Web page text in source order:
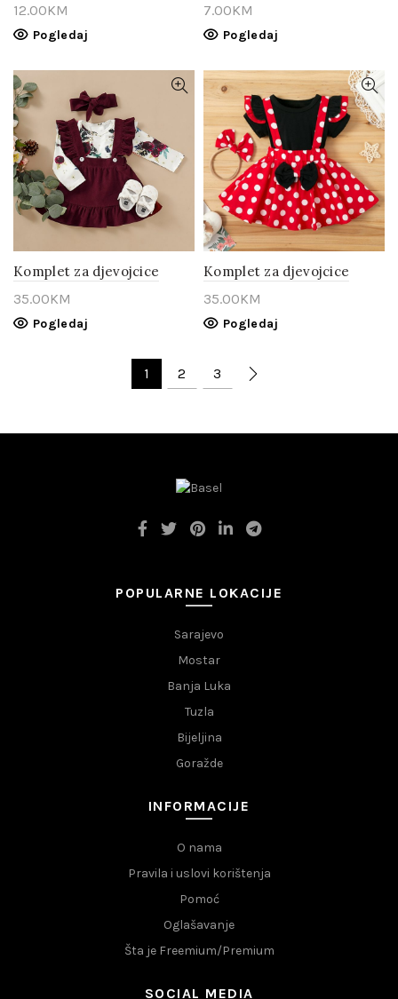
12.00KM
Pogledaj
7.00KM
Pogledaj
Komplet za djevojcice
35.00KM
Pogledaj
Komplet za djevojcice
35.00KM
Pogledaj
1 2 3
POPULARNE LOKACIJE
Sarajevo
Mostar
Banja Luka
Tuzla
Bijeljina
Goražde
INFORMACIJE
O nama
Pravila i uslovi korištenja
Pomoć
Oglašavanje
Šta je Freemium/Premium
SOCIAL MEDIA